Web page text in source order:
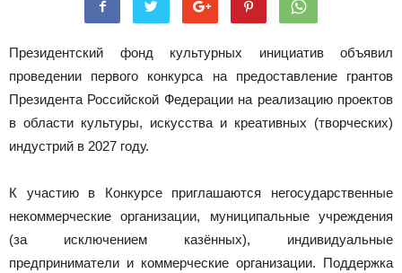
Президентский фонд культурных инициатив объявил
проведении первого конкурса на предоставление грантов
Президента Российской Федерации на реализацию проектов
в области культуры, искусства и креативных (творческих)
индустрий в 2027 году.
К участию в Конкурсе приглашаются негосударственные
некоммерческие организации, муниципальные учреждения
(за исключением казённых), индивидуальные
предприниматели и коммерческие организации. Поддержка